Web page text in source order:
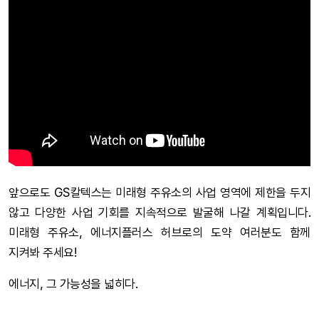
앞으로도 GS칼텍스는 미래형 주유소의 사업 영역에 제한을 두지
않고 다양한 사업 기회를 지속적으로 발굴해 나갈 계획입니다.
미래형 주유소, 에너지플러스 허브로의 도약 여러분도 함께
지켜봐 주세요!
에너지, 그 가능성을 넓히다.